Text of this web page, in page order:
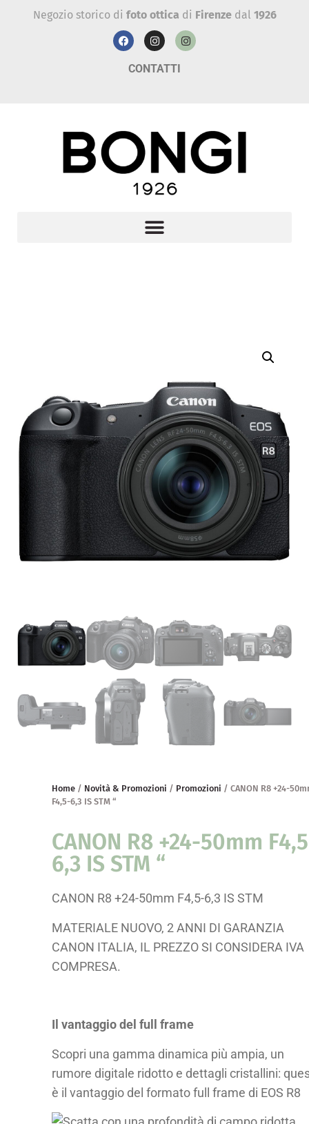
Negozio storico di foto ottica di Firenzedal 1926
CONTATTI
Home / Novità & Promozioni / Promozioni / CANON R8 +24-
F4,5-6,3 IS STM “
CANON R8 +24-50mm
6,3 IS STM “
CANON R8 +24-50mm F4,5-6,3 IS STM
MATERIALE NUOVO, 2 ANNI DI GARANZIA
CANON ITALIA, IL PREZZO SI CONSIDERA IVA
COMPRESA.
Il vantaggio del full frame
Scopri una gamma dinamica più ampia, un
rumore digitale ridotto e dettagli cristallini:
è il vantaggio del formato full frame di EOS R8